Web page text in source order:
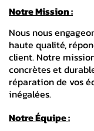
Notre Mission :
Nous nous
haute qualité,
client. Notre
concrètes et
réparation de vos
inégalées.
Notre Équipe :